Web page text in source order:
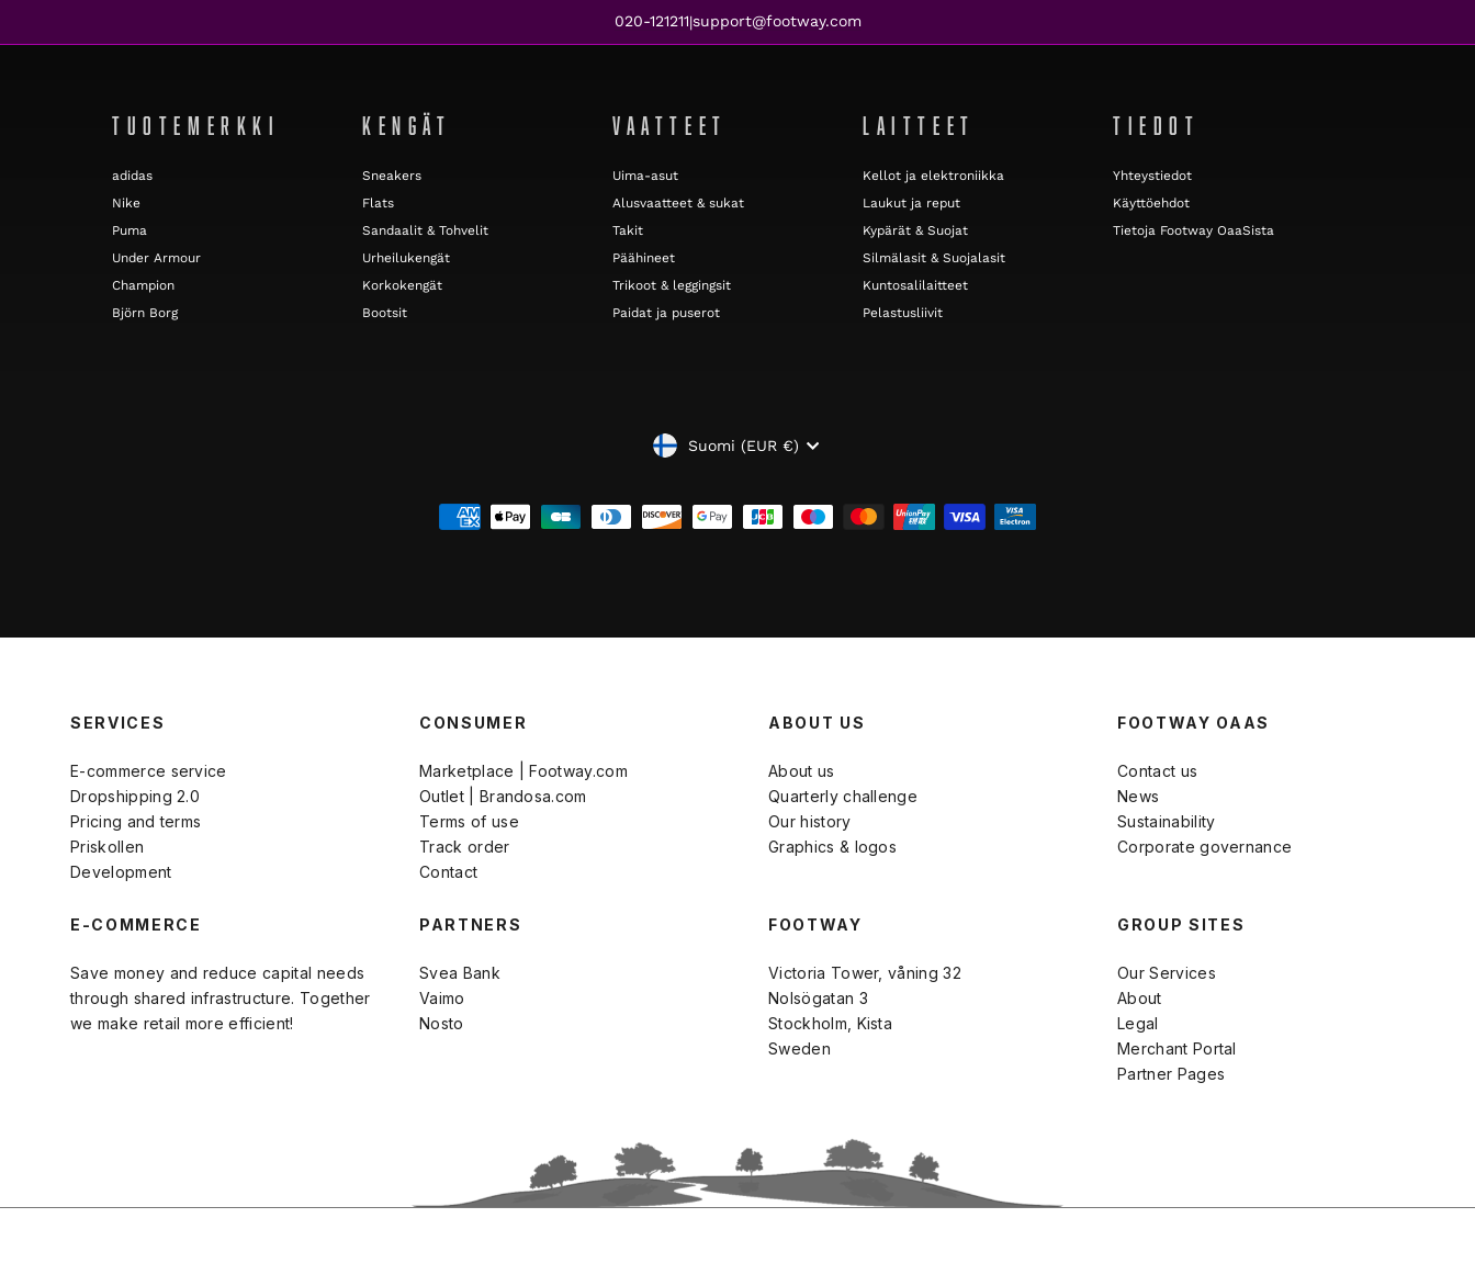
020-121211|support@footway.com
TUOTEMERKKI
adidas
Nike
Puma
Under Armour
Champion
Björn Borg
KENGÄT
Sneakers
Flats
Sandaalit & Tohvelit
Urheilukengät
Korkokengät
Bootsit
VAATTEET
Uima-asut
Alusvaatteet & sukat
Takit
Päähineet
Trikoot & leggingsit
Paidat ja puserot
LAITTEET
Kellot ja elektroniikka
Laukut ja reput
Kypärät & Suojat
Silmälasit & Suojalasit
Kuntosalilaitteet
Pelastusliivit
TIEDOT
Yhteystiedot
Käyttöehdot
Tietoja Footway OaaSista
VALUUTTA
Suomi (EUR €)
SERVICES
E-commerce service
Dropshipping 2.0
Pricing and terms
Priskollen
Development
CONSUMER
Marketplace | Footway.com
Outlet | Brandosa.com
Terms of use
Track order
Contact
ABOUT US
About us
Quarterly challenge
Our history
Graphics & logos
FOOTWAY OAAS
Contact us
News
Sustainability
Corporate governance
E-COMMERCE
Save money and reduce capital needs
through shared infrastructure. Together
we make retail more efficient!
PARTNERS
Svea Bank
Vaimo
Nosto
FOOTWAY
Victoria Tower, våning 32
Nolsögatan 3
Stockholm, Kista
Sweden
GROUP SITES
Our Services
About
Legal
Merchant Portal
Partner Pages